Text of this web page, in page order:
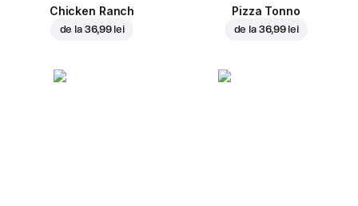
Chicken Ranch
de la 36,99 lei
Pizza Tonno
de la 36,99 lei